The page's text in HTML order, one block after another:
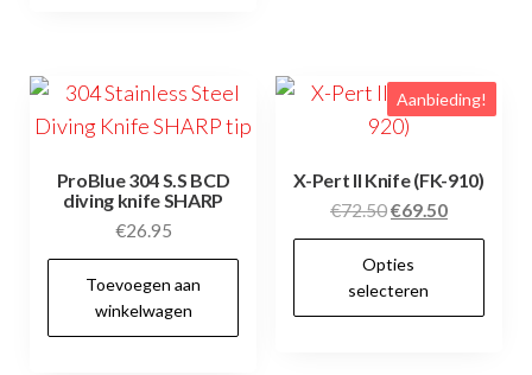
ProBlue 304 S.S BCD
diving knife SHARP
€26.95
Toevoegen aan
winkelwagen
Aanbieding!
X-Pert II Knife (FK-910)
€72.50Oorspronkelijke
prijs
was:
€72.50.
€69.50Huidige
prijs
Opties
selecteren